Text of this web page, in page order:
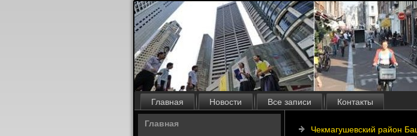
Главная Новости Все записи Контакты
Главная
Чекмагушевский район